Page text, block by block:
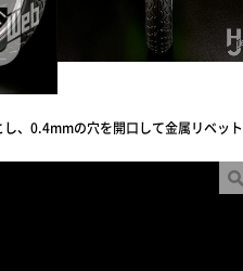
、0.4mmの穴を開口して金属リベット